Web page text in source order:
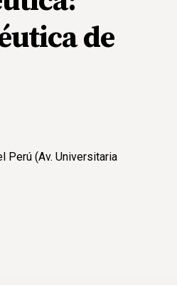
de
Perú (Av. Universitaria